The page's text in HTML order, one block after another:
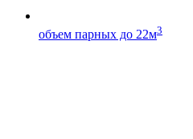
объем парных до 22м3